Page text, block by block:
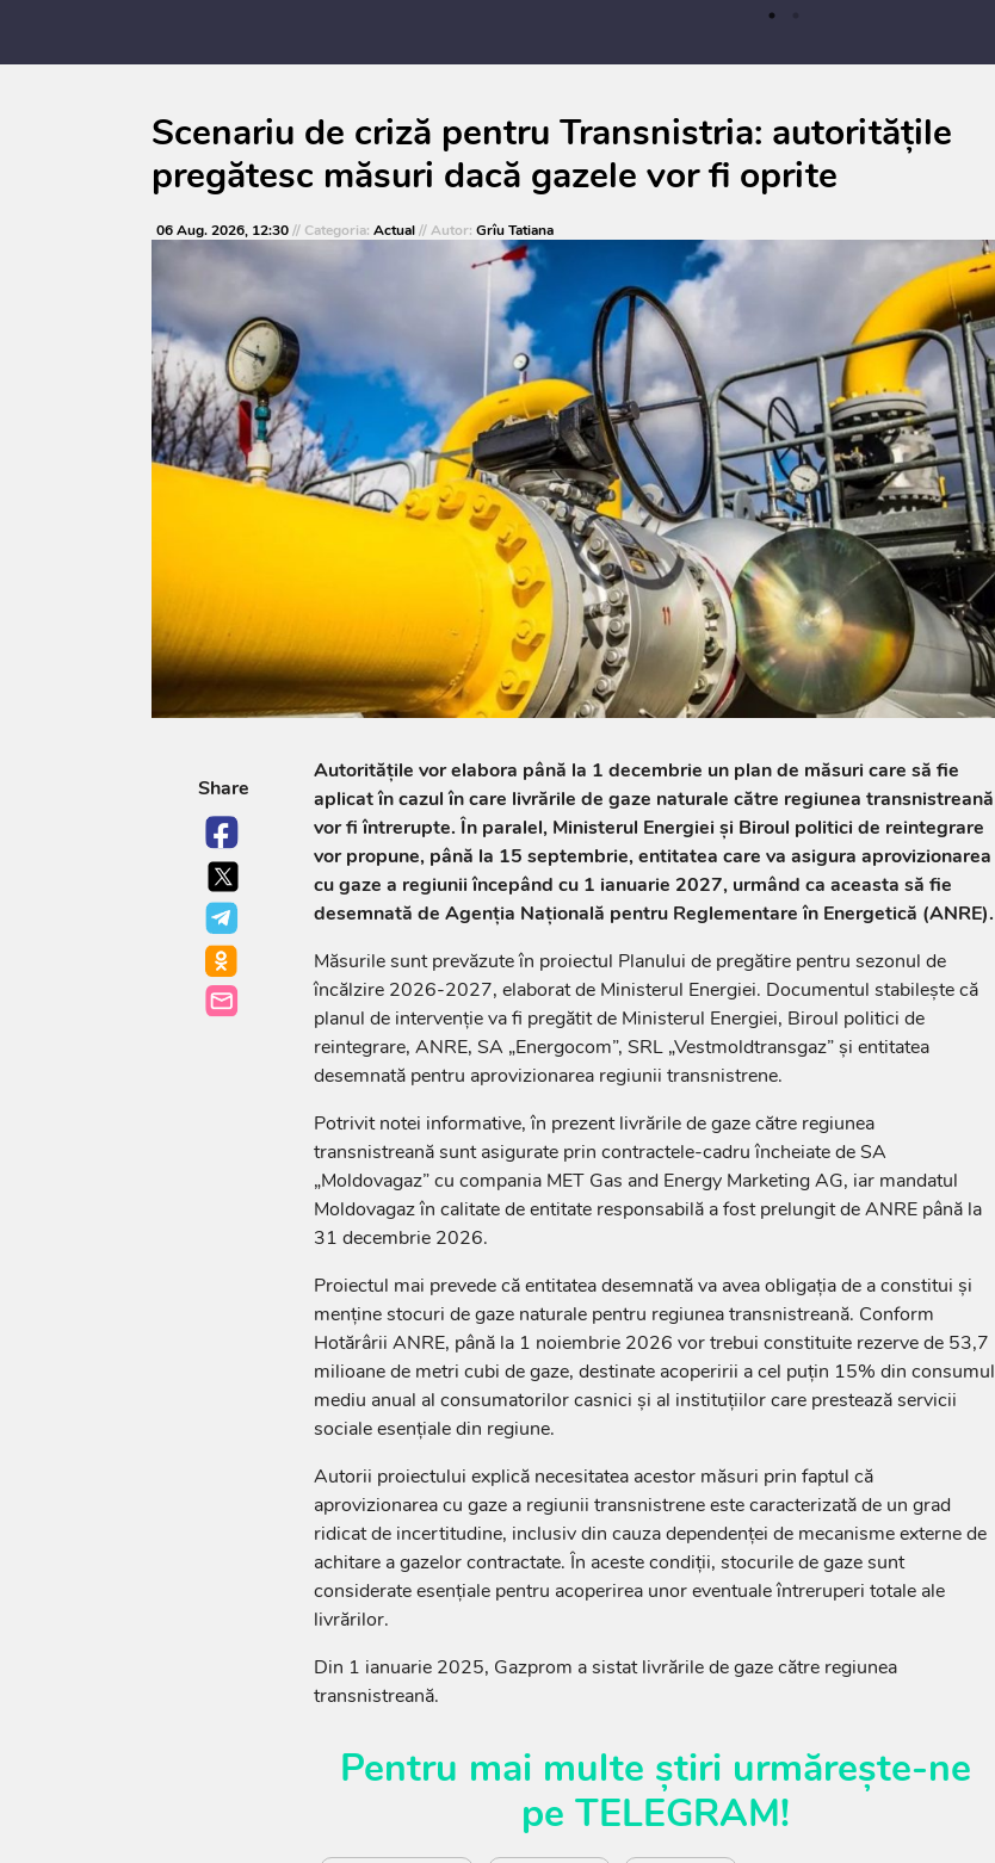
consultărilor publice
Scenariu de criză pentru Transnistria: autoritățile
pregătesc măsuri dacă gazele vor fi oprite
06 Aug. 2026, 12:30// Categoria: Actual// Autor: Grîu Tatiana
Share
Autoritățile vor elabora până la 1 decembrie un plan de măsuri care să fie
aplicat în cazul în care livrările de gaze naturale către regiunea transnistreană
vor fi întrerupte. În paralel, Ministerul Energiei și Biroul politici de reintegrare
vor propune, până la 15 septembrie, entitatea care va asigura aprovizionarea
cu gaze a regiunii începând cu 1 ianuarie 2027, urmând ca aceasta să fie
desemnată de Agenția Națională pentru Reglementare în Energetică (ANRE).
Măsurile sunt prevăzute în proiectul Planului de pregătire pentru sezonul de
încălzire 2026-2027, elaborat de Ministerul Energiei. Documentul stabilește că
planul de intervenție va fi pregătit de Ministerul Energiei, Biroul politici de
reintegrare, ANRE, SA „Energocom”, SRL „Vestmoldtransgaz” și entitatea
desemnată pentru aprovizionarea regiunii transnistrene.
Potrivit notei informative, în prezent livrările de gaze către regiunea
transnistreană sunt asigurate prin contractele-cadru încheiate de SA
„Moldovagaz” cu compania MET Gas and Energy Marketing AG, iar mandatul
Moldovagaz în calitate de entitate responsabilă a fost prelungit de ANRE până la
31 decembrie 2026.
Proiectul mai prevede că entitatea desemnată va avea obligația de a constitui și
menține stocuri de gaze naturale pentru regiunea transnistreană. Conform
Hotărârii ANRE, până la 1 noiembrie 2026 vor trebui constituite rezerve de 53,7
milioane de metri cubi de gaze, destinate acoperirii a cel puțin 15% din consumul
mediu anual al consumatorilor casnici și al instituțiilor care prestează servicii
sociale esențiale din regiune.
Autorii proiectului explică necesitatea acestor măsuri prin faptul că
aprovizionarea cu gaze a regiunii transnistrene este caracterizată de un grad
ridicat de incertitudine, inclusiv din cauza dependenței de mecanisme externe de
achitare a gazelor contractate. În aceste condiții, stocurile de gaze sunt
considerate esențiale pentru acoperirea unor eventuale întreruperi totale ale
livrărilor.
Din 1 ianuarie 2025, Gazprom a sistat livrările de gaze către regiunea
transnistreană.
Pentru mai multe știri urmărește-ne
pe TELEGRAM!